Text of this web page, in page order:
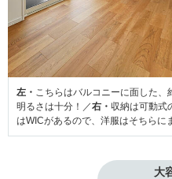
左・ こちらはバルコニーに面した、
明るさは十分！／右・ 収納は可動式
はWICがあるので、洋服はそちら
大